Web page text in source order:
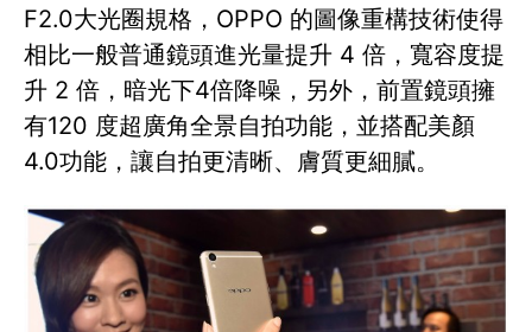
F2.0大光圈規格，OPPO 的圖像重構技術使得
相比一般普通鏡頭進光量提升 4 倍，寬容度提
升 2 倍，暗光下4倍降噪，另外，前置鏡頭擁
有120 度超廣角全景自拍功能，並搭配美顏
4.0功能，讓自拍更清晰、膚質更細膩。